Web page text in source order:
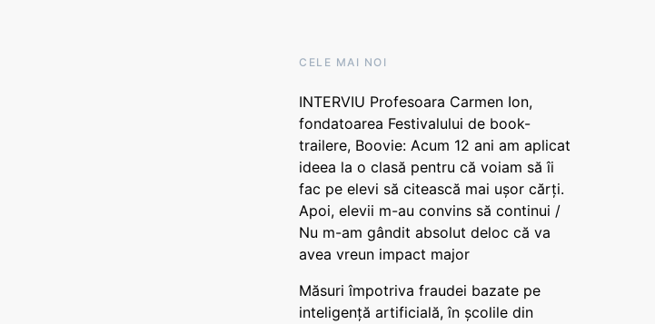
CELE MAI NOI
INTERVIU Profesoara Carmen Ion,
fondatoarea Festivalului de book-
trailere, Boovie: Acum 12 ani am aplicat
ideea la o clasă pentru că voiam să îi
fac pe elevi să citească mai ușor cărți.
Apoi, elevii m-au convins să continui /
Nu m-am gândit absolut deloc că va
avea vreun impact major
Măsuri împotriva fraudei bazate pe
inteligență artificială, în școlile din